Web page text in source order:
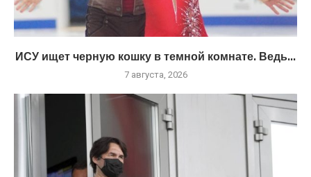
ИСУ ищет черную кошку в темной комнате. Ведь...
7 августа, 2026